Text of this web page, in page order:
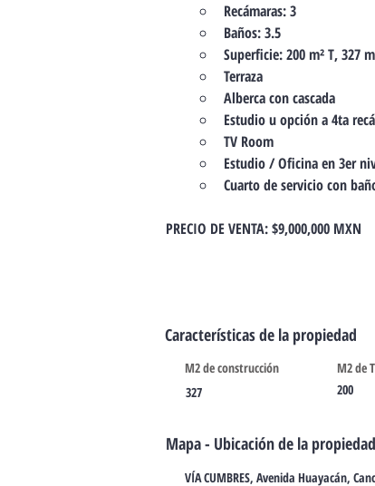
Recámaras: 3
Baños: 3.5
Superficie: 200 m² T, 327
Terraza
Alberca con cascada
Estudio u opción a 4ta
TV Room
Estudio / Oficina en 3er
Cuarto de servicio con
PRECIO DE VENTA: $9,000,000 MXN
Características de la propiedad
M2 de construcción
327
M2 de
200
Mapa - Ubicación de la propiedad
VÍA CUMBRES, Avenida Huayacán,